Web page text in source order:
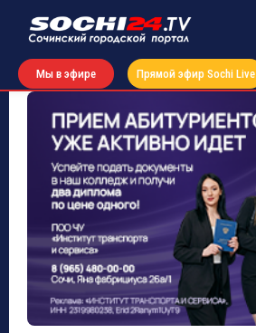
Мы в эфире Прямой эфир Sochi Live